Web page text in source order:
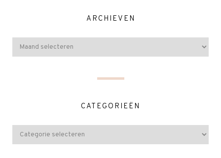
ARCHIEVEN
CATEGORIEËN